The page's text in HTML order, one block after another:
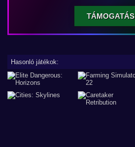
TÁMOGATÁS
Hasonló játékok: